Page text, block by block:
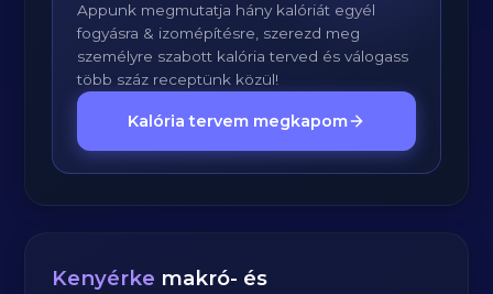
Appunk megmutatja hány kalóriát egyél
fogyásra & izomépítésre, szerezd meg
személyre szabott kalória terved és válogass
több száz receptünk közül!
Kalória tervem megkapom
Kenyérke makró- és